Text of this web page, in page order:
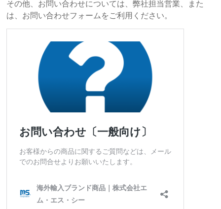
その他、お問い合わせについては、弊社担当営業、また
は、お問い合わせフォームをご利用ください。